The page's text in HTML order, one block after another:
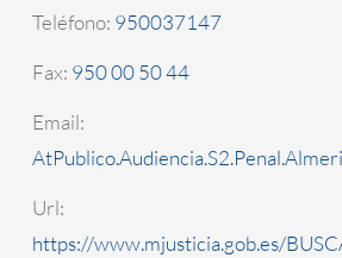
Teléfono: 950037147
Fax: 950 00 50 44
Email:
Url:
https://www.mjusticia.gob.es/